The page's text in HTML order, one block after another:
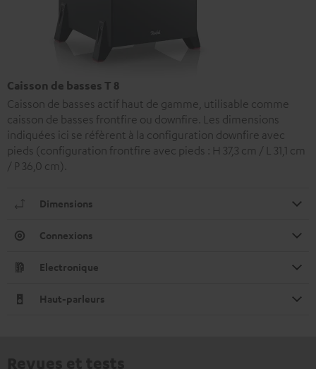
Caisson de basses T 8
Caisson de basses actif haut de gamme, utilisable comme
caisson de basses frontfire ou downfire. Les dimensions
indiquées ici se réfèrent à la configuration downfire avec
pieds (configuration frontfire avec pieds : H 37,3 cm / L 31,1 cm
/ P 36,0 cm).
Dimensions
Connexions
Electronique
Haut-parleurs